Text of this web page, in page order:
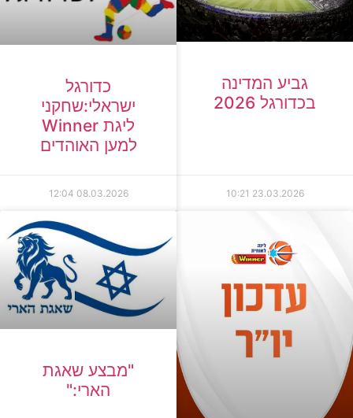
גביע המדינה
בכדורגל 2026
23.03.2026
10:21
כדורגל
ישראלי:שחקני
ליגת Winner
למען האוהדים
08.03.2026
12:04
"מבצע שאגת
הארי:"